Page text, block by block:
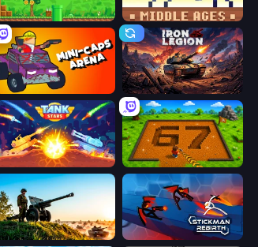
Super Robo - Adventure Castle Wars: Middle Ages
Mini-Caps: Arena Iron Legion
Tank Stars Obby: Dig Brainrots
Artillery Vs Tanks Stickman Rebirth